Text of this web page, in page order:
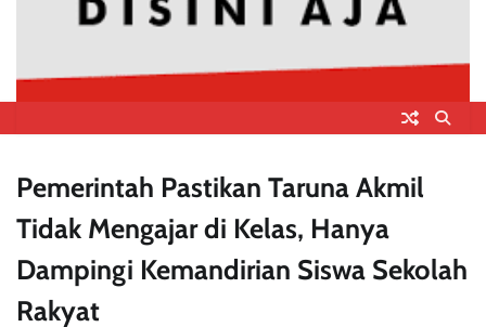
Pemerintah Pastikan Taruna Akmil
Tidak Mengajar di Kelas, Hanya
Dampingi Kemandirian Siswa Sekolah
Rakyat